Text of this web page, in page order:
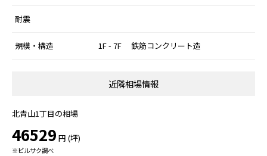
耐震
規模・構造 1F - 7F 鉄筋コンクリート造
近隣相場情報
北青山1丁目の相場
46529 円 (坪)
※ビルサク調べ